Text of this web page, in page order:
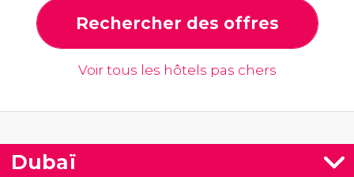
Rechercher des offres
Voir tous les hôtels pas chers
Dubaï